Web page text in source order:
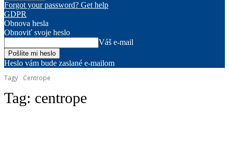
Forgot your password? Get help
GDPR
Obnova hesla
Obnoviť svoje heslo
Váš e-mail
Heslo vám bude zaslané e-mailom
Tagy
Centrope
Tag: centrope